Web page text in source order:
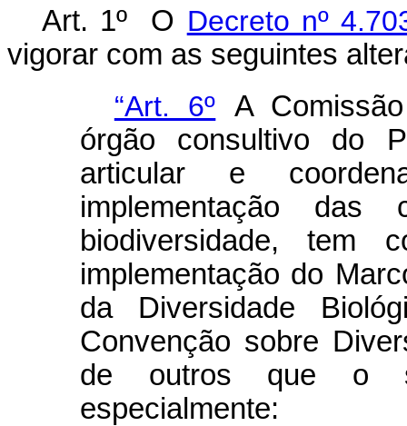
Art. 1º O Decreto nº
vigorar com as seguintes
“Art. 6º A
órgão consultivo do
articular e
implementação das
biodiversidade, tem
implementação do
da Diversidade
Convenção sobre
de outros que o
especialmente: